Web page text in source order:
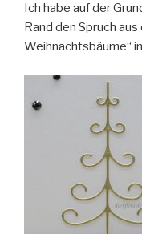
Ich habe auf der
Rand den Spruch
Weihnachtsbäume“